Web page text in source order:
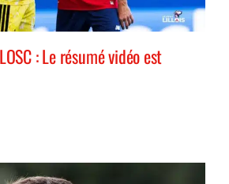
: Le résumé vidéo est